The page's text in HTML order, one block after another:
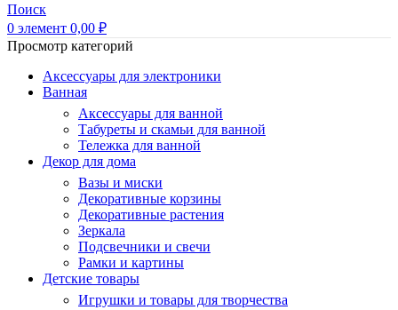
Поиск
0 элемент 0,00 ₽
Просмотр категорий
Аксессуары для электроники
Ванная
Аксессуары для ванной
Табуреты и скамьи для ванной
Тележка для ванной
Декор для дома
Вазы и миски
Декоративные корзины
Декоративные растения
Зеркала
Подсвечники и свечи
Рамки и картины
Детские товары
Игрушки и товары для творчества